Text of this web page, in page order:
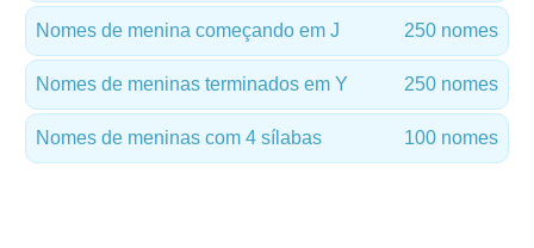
Nomes de menina começando em J 250 nomes
Nomes de meninas terminados em Y 250 nomes
Nomes de meninas com 4 sílabas 100 nomes